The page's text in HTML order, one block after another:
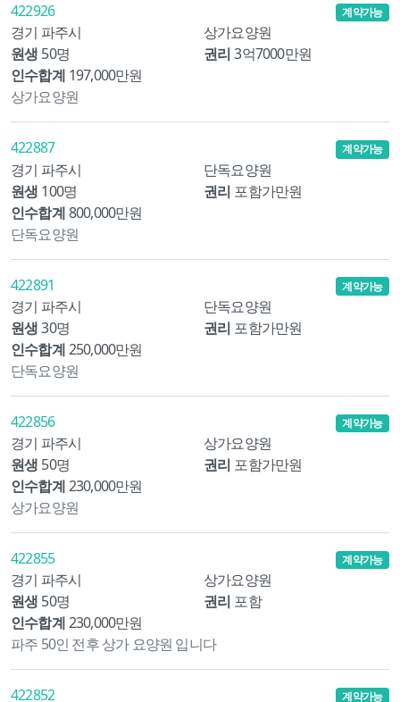
422926
경기 파주시
상가요양원
원생 50명 권리 3억7000만원
인수합계 197,000만원
계약가능
상가요양원
422887
경기 파주시
단독요양원
원생 100명 권리 포함가만원
인수합계800,000만원
계약가능
단독요양원
422891
경기 파주시
단독요양원
원생 30명 권리 포함가만원
인수합계250,000만원
계약가능
단독요양원
422856
경기 파주시
상가요양원
원생 50명 권리 포함가만원
인수합계230,000만원
계약가능
상가요양원
422855
경기 파주시
상가요양원
원생 50명 권리 포함
인수합계230,000만원
계약가능
파주 50인 전후 상가 요양원 입니다
422852 계약가능